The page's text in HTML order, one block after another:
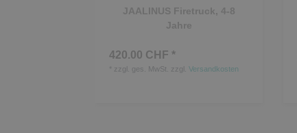
JAALINUS Firetruck, 4-8
Jahre
420.00 CHF *
zzgl. ges. MwSt. zzgl. Versandkosten